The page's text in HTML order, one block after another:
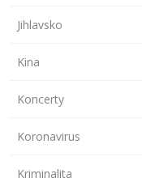
Jihlavsko
Kina
Koncerty
Koronavirus
Kriminalita